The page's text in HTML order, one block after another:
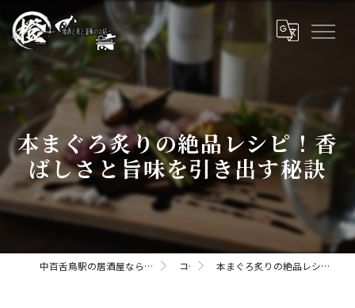
本まぐろ炙りの絶品レシピ！香
ばしさと旨味を引き出す秘訣
中百舌鳥駅の居酒屋なら橙daidaii-地酒と肴と釜飯のお店 コラム 本まぐろ炙りの絶品レシピ！香ばしさと旨味を引き出す秘訣